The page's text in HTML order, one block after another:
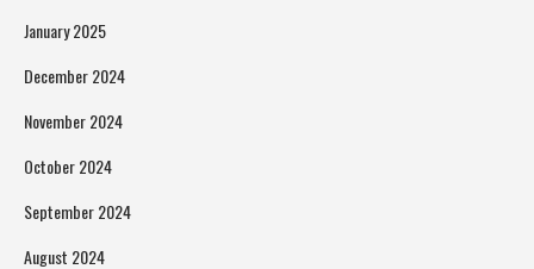
January 2025
December 2024
November 2024
October 2024
September 2024
August 2024